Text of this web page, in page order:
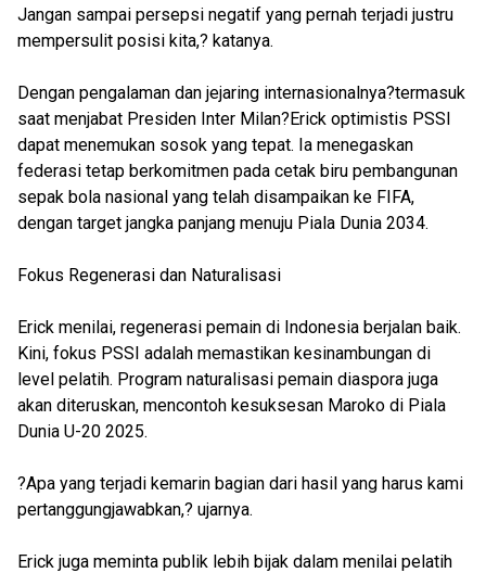
Jangan sampai persepsi negatif yang pernah terjadi justru
mempersulit posisi kita,? katanya.
Dengan pengalaman dan jejaring internasionalnya?termasuk
saat menjabat Presiden Inter Milan?Erick optimistis PSSI
dapat menemukan sosok yang tepat. Ia menegaskan
federasi tetap berkomitmen pada cetak biru pembangunan
sepak bola nasional yang telah disampaikan ke FIFA,
dengan target jangka panjang menuju Piala Dunia 2034.
Fokus Regenerasi dan Naturalisasi
Erick menilai, regenerasi pemain di Indonesia berjalan baik.
Kini, fokus PSSI adalah memastikan kesinambungan di
level pelatih. Program naturalisasi pemain diaspora juga
akan diteruskan, mencontoh kesuksesan Maroko di Piala
Dunia U-20 2025.
?Apa yang terjadi kemarin bagian dari hasil yang harus kami
pertanggungjawabkan,? ujarnya.
Erick juga meminta publik lebih bijak dalam menilai pelatih